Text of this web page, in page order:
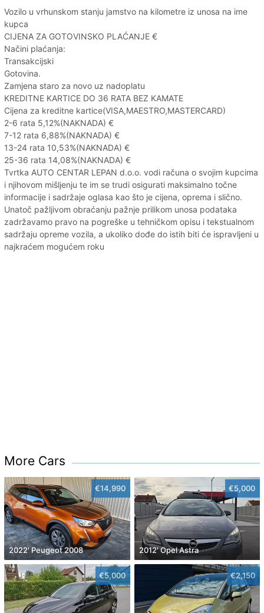
Vozilo u vrhunskom stanju jamstvo na kilometre iz unosa na ime
kupca
CIJENA ZA GOTOVINSKO PLAĆANJE €
Načini plaćanja:
Transakcijski
Gotovina.
Zamjena staro za novo uz nadoplatu
KREDITNE KARTICE DO 36 RATA BEZ KAMATE
Cijena za kreditne kartice(VISA,MAESTRO,MASTERCARD)
2-6 rata 5,12%(NAKNADA) €
7-12 rata 6,88%(NAKNADA) €
13-24 rata 10,53%(NAKNADA) €
25-36 rata 14,08%(NAKNADA) €
Tvrtka AUTO CENTAR LEPAN d.o.o. vodi računa o svojim kupcima
i njihovom mišljenju te im se trudi osigurati maksimalno točne
informacije i sadržaje oglasa kao što je cijena, oprema i slično.
Unatoč pažljivom obraćanju pažnje prilikom unosa podataka
zadržavamo pravo na pogreške u tehničkom opisu i tekstualnom
sadržaju opreme vozila, a ukoliko dođe do istih biti će ispravljeni u
najkraćem mogućem roku
More Cars
€14,990
2022' Peugeot 2008
€5,000
2012' Opel Astra
€5,000 €2,150